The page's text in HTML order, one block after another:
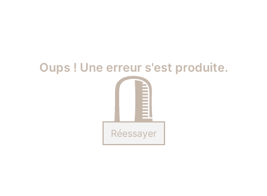
Oups ! Une erreur s'est produite.
Réessayer